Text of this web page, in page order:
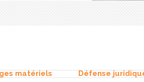
matériels Défense